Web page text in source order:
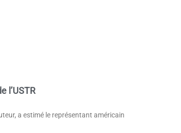
l’USTR
a estimé le représentant américain